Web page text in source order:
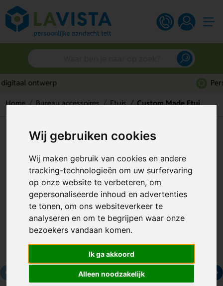
Wij gebruiken cookies
Wij maken gebruik van cookies en andere
tracking-technologieën om uw surfervaring
op onze website te verbeteren, om
gepersonaliseerde inhoud en advertenties
te tonen, om ons websiteverkeer te
analyseren en om te begrijpen waar onze
bezoekers vandaan komen.
Ik ga akkoord
Alleen noodzakelijk
Home Bureau accessoires Etuis Custom Made Etui
Custom Made Etui
Artikelnummer: 277608